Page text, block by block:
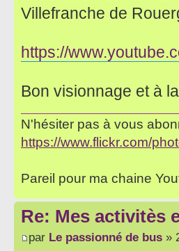
Villefranche de
https://
Bon visionnage et à
N'hésiter pas à vous
https://www.flickr.com/
Pareil pour ma chaine
Re: Mes activitès
par Le passionné de bus »